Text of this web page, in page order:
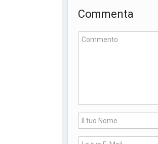
Commenta